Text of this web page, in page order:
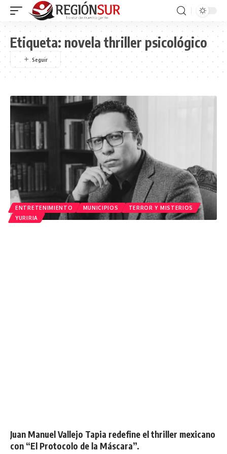
Etiqueta: novela thriller psicológico
ENTRETENIMIENTO MUNICIPIOS
TERROR Y MISTERIOS
YURIRIA
Juan Manuel Vallejo Tapia redefine el thriller mexicano
con “El Protocolo de la Máscara”.